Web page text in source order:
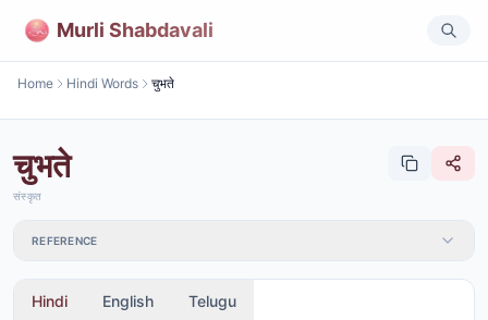
Murli Shabdavali
Home Hindi Words चुभते
चुभते
संस्कृत
REFERENCE
Hindi English Telugu